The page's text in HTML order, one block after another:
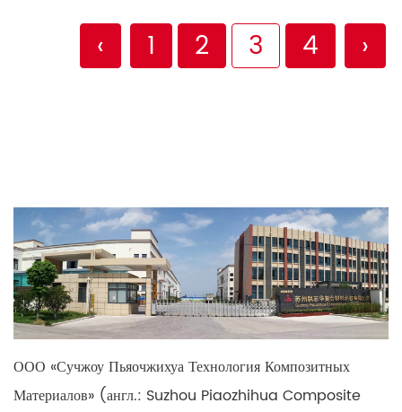
‹ 1 2 3 4 ›
ООО «Сучжоу Пьяочжихуа Технология Композитных
Материалов» (англ.: Suzhou Piaozhihua Composite